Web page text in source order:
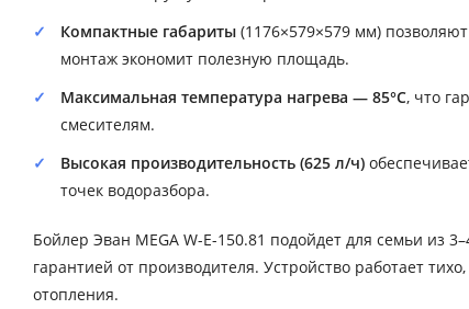
Компактные габариты (1176×579×579 мм)
монтаж экономит полезную площадь.
Максимальная температура нагрева — 85°C, что
смесителям.
Высокая производительность (625 л/ч)
точек водоразбора.
Бойлер Эван MEGA W-E-150.81 подойдет для семьи из
гарантией от производителя. Устройство работает
отопления.